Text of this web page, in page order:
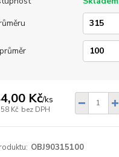
Kč/ks
Kč bez DPH
OBJ90315100